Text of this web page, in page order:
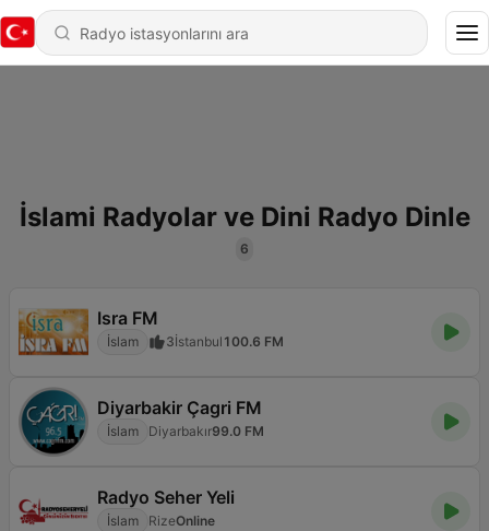
İslami Radyolar ve Dini Radyo Dinle
6
Isra FM
İslam 3İstanbul 100.6 FM
Diyarbakir Çagri FM
İslam Diyarbakır99.0 FM
Radyo Seher Yeli
İslam RizeOnline